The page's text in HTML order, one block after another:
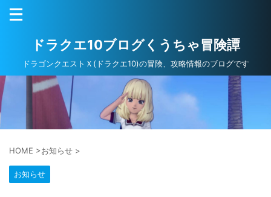
ドラクエ10ブログくうちゃ冒険譚
ドラゴンクエストＸ(ドラクエ10)の冒険、攻略情報のブログです
HOME >お知らせ >
お知らせ